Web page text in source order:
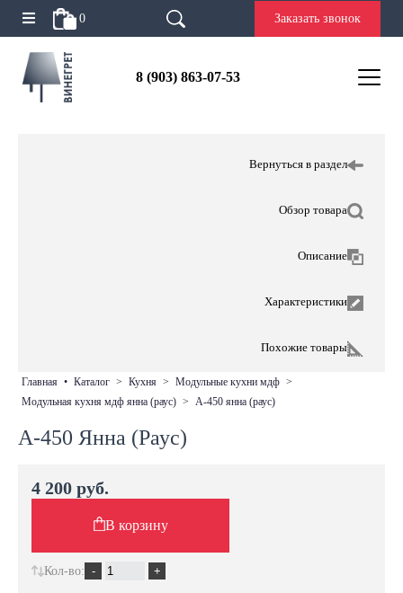
0 Заказать звонок
8 (903) 863-07-53
Вернуться в раздел
Обзор товара
Описание
Характеристики
Похожие товары
главная • каталог > кухня > модульные кухни мдф >
модульная кухня мдф янна (раус) > а-450 янна (раус)
А-450 Янна (Раус)
4 200 руб.
В корзину
Кол-во: